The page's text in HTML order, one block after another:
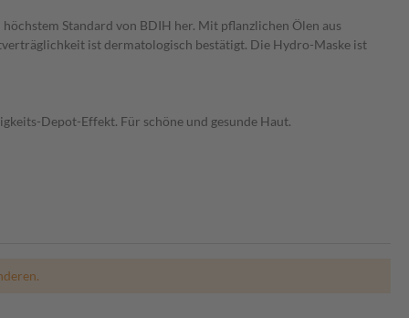
Standard von BDIH her. Mit pflanzlichen Ölen aus
ist dermatologisch bestätigt. Die Hydro-Maske ist
Depot-Effekt. Für schöne und gesunde Haut.